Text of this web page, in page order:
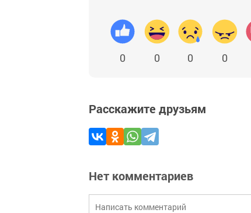
0 0 0 0
Расскажите друзьям
Нет комментариев